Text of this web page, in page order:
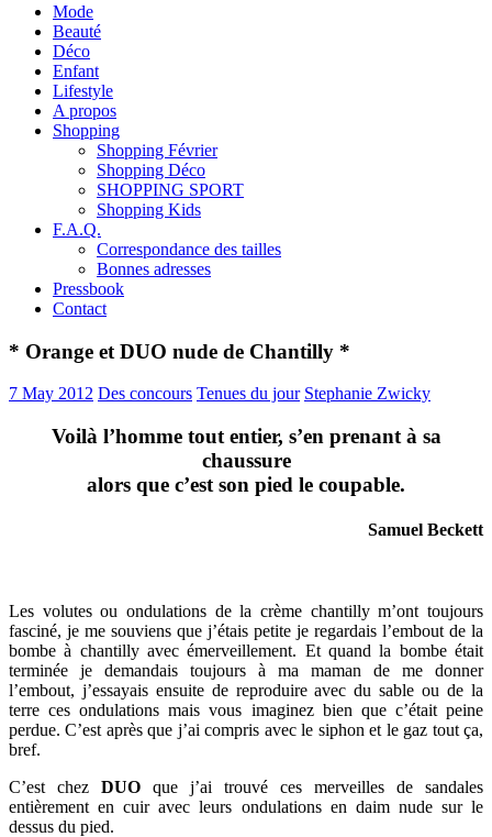
Mode
Beauté
Déco
Enfant
Lifestyle
A propos
Shopping
Shopping Février
Shopping Déco
SHOPPING SPORT
Shopping Kids
F.A.Q.
Correspondance des tailles
Bonnes adresses
Pressbook
Contact
* Orange et DUO nude de Chantilly *
7 May 2012 Des concours Tenues du jour Stephanie Zwicky
Voilà l’homme tout entier, s’en prenant à sa
chaussure
alors que c’est son pied le coupable.
Samuel Beckett
Les volutes ou ondulations de la crème chantilly m’ont toujours
fasciné, je me souviens que j’étais petite je regardais l’embout de la
bombe à chantilly avec émerveillement. Et quand la bombe était
terminée je demandais toujours à ma maman de me donner
l’embout, j’essayais ensuite de reproduire avec du sable ou de la
terre ces ondulations mais vous imaginez bien que c’était peine
perdue. C’est après que j’ai compris avec le siphon et le gaz tout ça,
bref.
C’est chez DUO que j’ai trouvé ces merveilles de sandales
entièrement en cuir avec leurs ondulations en daim nude sur le
dessus du pied.